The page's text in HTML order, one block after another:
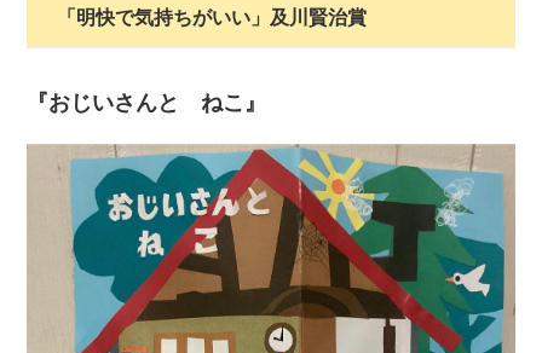
「明快で気持ちがいい」及川賢治賞
『おじいさんと ねこ』